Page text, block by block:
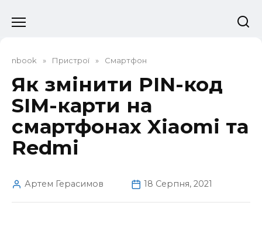
до
nbook » Пристрої » Смартфон
Як змінити PIN-код
SIM-карти на
смартфонах Xiaomi та
Redmi
Артем Герасимов 18 Серпня, 2021